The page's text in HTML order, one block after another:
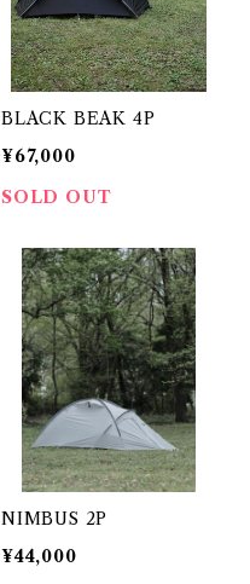
BLACK BEAK 4P
¥67,000
SOLD OUT
NIMBUS 2P
¥44,000